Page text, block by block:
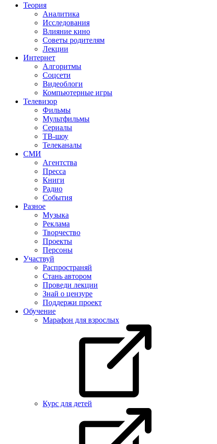
Теория
Аналитика
Исследования
Влияние кино
Советы родителям
Лекции
Интернет
Алгоритмы
Соцсети
Видеоблоги
Компьютерные игры
Телевизор
Фильмы
Мультфильмы
Сериалы
ТВ-шоу
Телеканалы
СМИ
Агентства
Пресса
Книги
Радио
События
Разное
Музыка
Реклама
Творчество
Проекты
Персоны
Участвуй
Распространяй
Стань автором
Проведи лекции
Знай о цензуре
Поддержи проект
Обучение
Марафон для взрослых
Курс для детей